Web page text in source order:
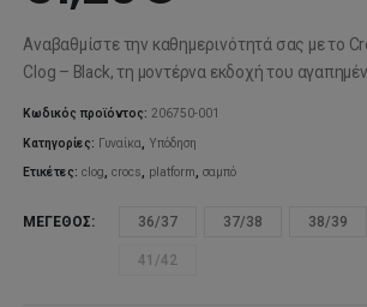
Αναβαθμίστε την καθημερινότητά σας με το
Clog – Black, τη μοντέρνα εκδοχή του
Κωδικός προϊόντος:206750-001
Κατηγορίες: Γυναίκα, Υπόδηση
Ετικέτες:clog,crocs, platform,σαμπό
ΜΈΓΕΘΟΣ 36/37 37/38 38/39
41/42